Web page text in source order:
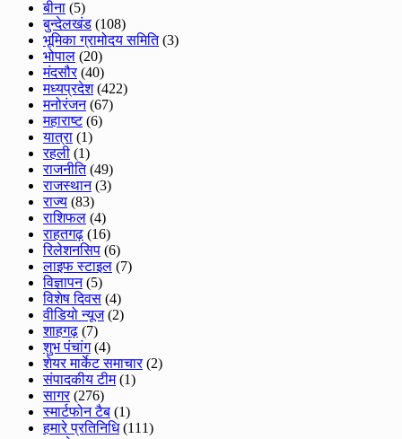
बीना (5)
बुन्देलखंड (108)
भूमिका ग्रामोदय समिति(3)
भोपाल (20)
मंदसौर(40)
मध्यप्रदेश(422)
मनोरंजन(67)
महाराष्ट(6)
यात्रा (1)
रहली (1)
राजनीति(49)
राजस्थान(3)
राज्य (83)
राशिफल (4)
राहतगढ़ (16)
रिलेशनसिप (6)
लाइफ स्टाइल (7)
विज्ञापन(5)
विशेष दिवस (4)
वीडियो न्यूज(2)
शाहगढ़ (7)
शुभ पंचांग(4)
शेयर मार्केट समाचार(2)
संपादकीय टीम(1)
सागर(276)
स्मार्टफोन टैब (1)
हमारे प्रतिनिधि(111)